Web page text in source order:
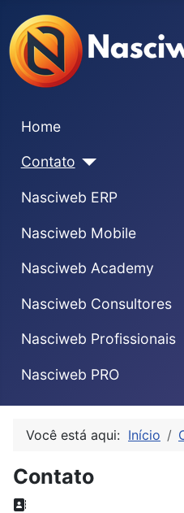
Home
Contato
Nasciweb ERP
Nasciweb Mobile
Nasciweb Academy
Nasciweb Consultores
Nasciweb Profissionais
Nasciweb PRO
Você está aqui: Início
Contato
Endereço: